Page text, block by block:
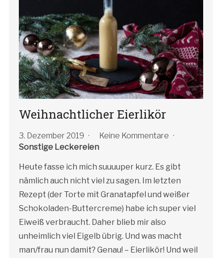
Weihnachtlicher Eierlikör
3. Dezember 2019
Keine Kommentare
Sonstige Leckereien
Heute fasse ich mich suuuuper kurz. Es gibt
nämlich auch nicht viel zu sagen. Im letzten
Rezept (der Torte mit Granatapfel und weißer
Schokoladen-Buttercreme) habe ich super viel
Eiweiß verbraucht. Daher blieb mir also
unheimlich viel Eigelb übrig. Und was macht
man/frau nun damit? Genau! – Eierlikör! Und weil